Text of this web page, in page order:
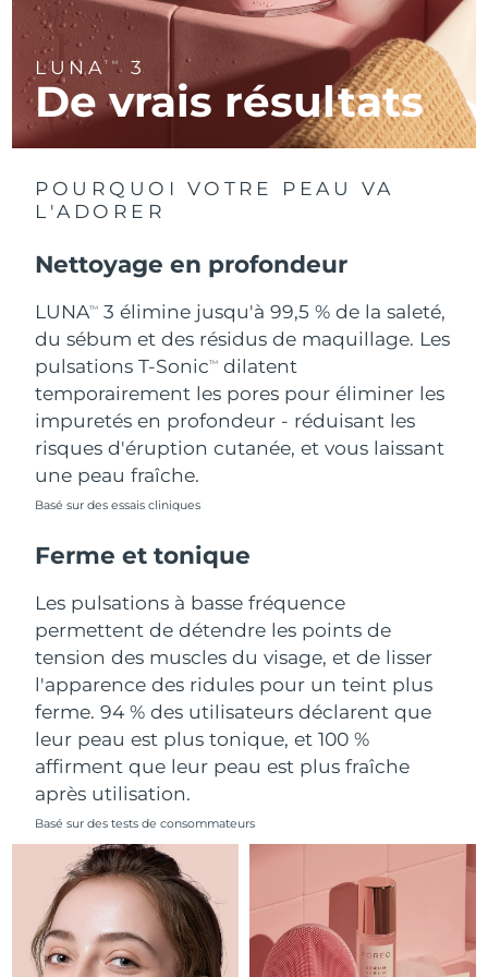
LUNATM 3
De vrais résultats
POURQUOI VOTRE PEAU VA
L'ADORER
Nettoyage en profondeur
LUNATM
3 élimine jusqu'à 99,5 % de la saleté,
du sébum et des résidus de maquillage. Les
pulsations T-SonicTM
dilatent
temporairement les pores pour éliminer les
impuretés en profondeur - réduisant les
risques d'éruption cutanée, et vous laissant
une peau fraîche.
Basé sur des essais cliniques
Ferme et tonique
Les pulsations à basse fréquence
permettent de détendre les points de
tension des muscles du visage, et de lisser
l'apparence des ridules pour un teint plus
ferme. 94 % des utilisateurs déclarent que
leur peau est plus tonique, et 100 %
affirment que leur peau est plus fraîche
après utilisation.
Basé sur des tests de consommateurs
R.A.S. chinoise de
Macao
Livraison estimée8/11/26
Malaisie Livraison estimée8/12/26
Malte
Monaco Livraison estimée
Pays-Bas Livraison estimée 8/9/26
Nouvelle-Zélande
Norvège Livraison estimée8/9/26
Oman
Portugal Livraison estimée
Porto Rico Livraison estimée8/11/26
Qatar Livraison estimée
La Réunion
Roumanie Livraison estimée8/9/26
Russie Livraison estimée
Arabie saoudite Livraison estimée